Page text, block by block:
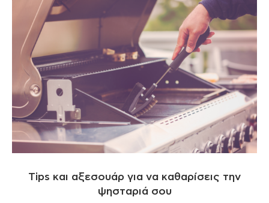
Tips και αξεσουάρ για να καθαρίσεις την
ψησταριά σου